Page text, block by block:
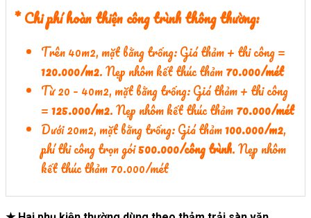
* Chi phí hoàn thiện công trình thông thường:
Trên 40m2, mặt bằng trống: Giá thảm + thi công =
120.000/m2. Nẹp nhôm kết thúc thảm70.000/mét
Từ 20 – 40m2, mặt bằng trống: Giá thảm + thi công
=125.000/m2. Nẹp nhôm kết thúc thảm70.000/mét
Dưới 20m2, mặt bằng trống: Giá thảm100.000/m2,
phí thi công trọn gói500.000/công trình. Nẹp nhôm
kết thúc thảm 70.000/mét